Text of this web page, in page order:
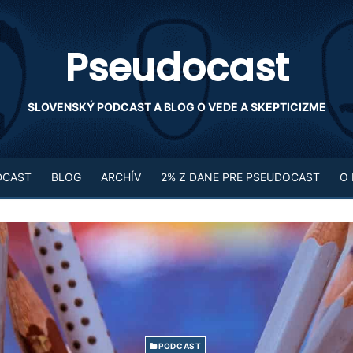
Pseudocast
SLOVENSKÝ PODCAST A BLOG O VEDE A SKEPTICIZME
BLOG ARCHÍV 2% Z DANE PRE PSEUDOCAST O
PODCAST